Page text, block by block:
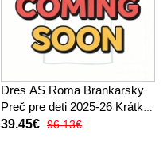
Dres AS Roma Brankarsky
Preč pre deti 2025-26 Krátky
Rukáv (+ trenírky)
39.45€ 96.13€